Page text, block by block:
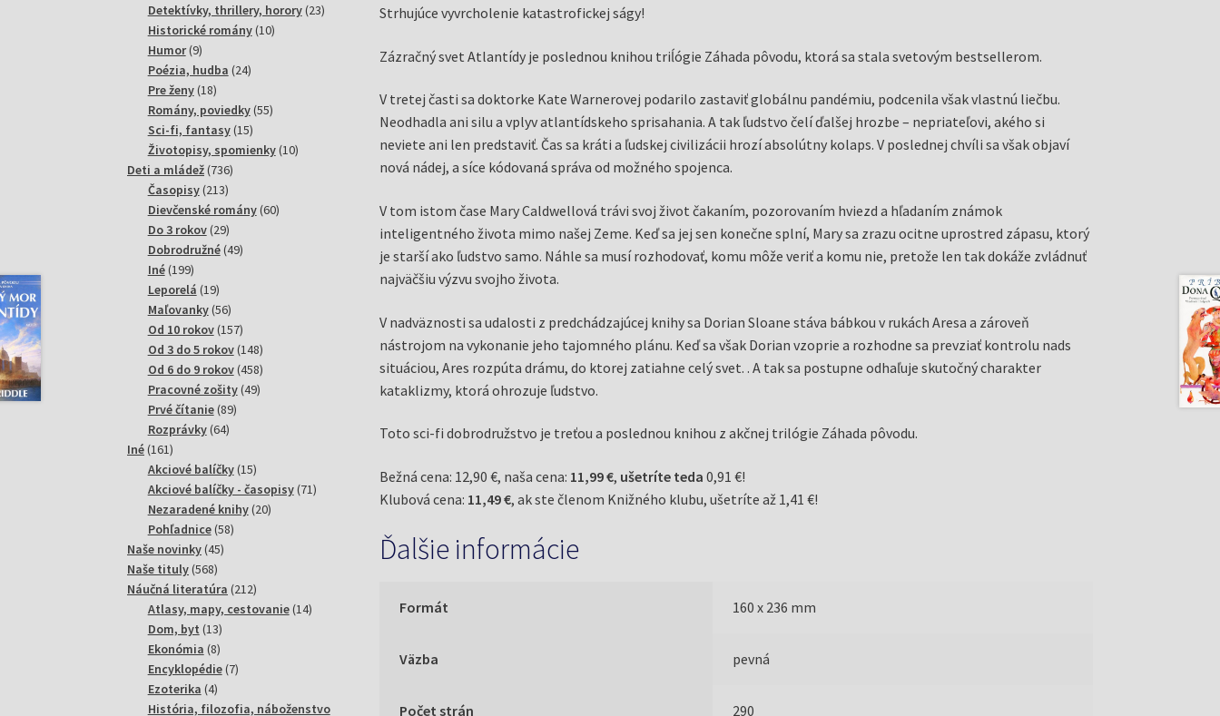
Strhujúce vyvrcholenie katastrofickej ságy!
Zázračný svet Atlantídy je poslednou knihou triĺógie Záhada pôvodu, ktorá sa stala svetovým bestsellerom.
V tretej časti sa doktorke Kate Warnerovej podarilo zastaviť globálnu pandémiu, podcenila však vlastnú liečbu.
Neodhadla ani silu a vplyv atlantídskeho sprisahania. A tak ľudstvo čelí ďalšej hrozbe – nepriateľovi, akého si
neviete ani len predstaviť. Čas sa kráti a ľudskej civilizácii hrozí absolútny kolaps. V poslednej chvíli sa však objaví
nová nádej, a síce kódovaná správa od možného spojenca.
V tom istom čase Mary Caldwellová trávi svoj život čakaním, pozorovaním hviezd a hľadaním známok
inteligentného života mimo našej Zeme. Keď sa jej sen konečne splní, Mary sa zrazu ocitne uprostred zápasu, ktorý
je starší ako ľudstvo samo. Náhle sa musí rozhodovať, komu môže veriť a komu nie, pretože len tak dokáže zvládnuť
najväčšiu výzvu svojho života.
V nadväznosti sa udalosti z predchádzajúcej knihy sa Dorian Sloane stáva bábkou v rukách Aresa a zároveň
nástrojom na vykonanie jeho tajomného plánu. Keď sa však Dorian vzoprie a rozhodne sa prevziať kontrolu nads
situáciou, Ares rozpúta drámu, do ktorej zatiahne celý svet. . A tak sa postupne odhaľuje skutočný charakter
kataklizmy, ktorá ohrozuje ľudstvo.
Toto sci-fi dobrodružstvo je treťou a poslednou knihou z akčnej trilógie Záhada pôvodu.
Bežná cena: 12,90 €, naša cena: 11,99 €, ušetríte teda 0,91 €!
Klubová cena: 11,49 €, ak ste členom Knižného klubu, ušetríte až 1,41 €!
Ďalšie informácie
Formát 160 x 236 mm
Väzba pevná
Počet strán 290
produktov
Detektívky, thrillery, horory 2323
Historické romány 1010
Humor 99
produktov
Poézia, hudba 2424
Pre ženy 1818
produktov
Romány, poviedky 5555
Sci-fi, fantasy 1515
produktov
Životopisy, spomienky 1010
Deti a mládež 736736
Časopisy 213213
produktov
Dievčenské romány 6060
Do 3 rokov 2929
produktov
Dobrodružné 4949
Iné 199199
produktov
Leporelá 1919
produktov
Maľovanky 5656
produktov
Od 10 rokov 157157
produktov
Od 3 do 5 rokov 148148
produktov
Od 6 do 9 rokov 458458
produktov
Pracovné zošity 4949
Prvé čítanie 8989
Rozprávky 6464
Iné 161161
produktov
Akciové balíčky 1515
produktov
Akciové balíčky - časopisy 7171
Nezaradené knihy 2020
Pohľadnice 5858
Naše novinky 4545
Naše tituly 568568
produktov
Náučná literatúra 212212
produktov
Atlasy, mapy, cestovanie 1414
Dom, byt 1313
produktov
Ekonómia 88
produktov
Encyklopédie 77
Ezoterika 44
produkty
História, filozofia, náboženstvo